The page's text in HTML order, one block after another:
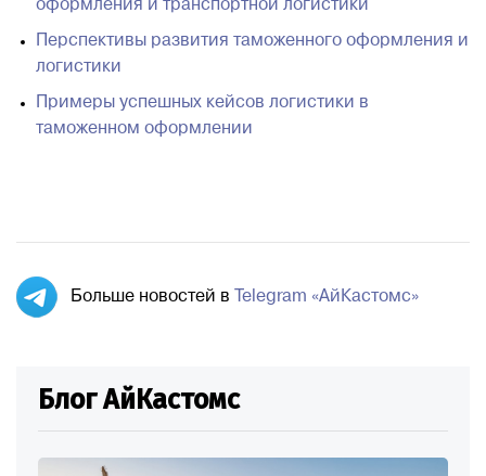
оформления и транспортной логистики
Перспективы развития таможенного оформления и
логистики
Примеры успешных кейсов логистики в
таможенном оформлении
Больше новостей в Telegram «АйКастомс»
Блог АйКастомс